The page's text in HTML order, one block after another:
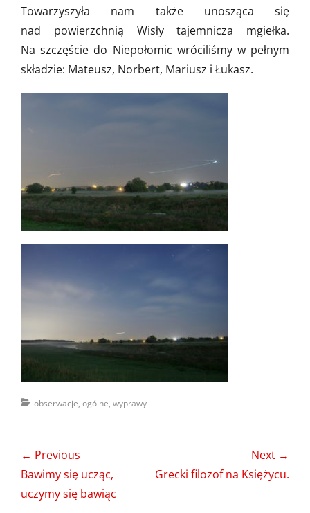
Towarzyszyła nam także unosząca się
nad powierzchnią Wisły tajemnicza mgiełka.
Na szczęście do Niepołomic wróciliśmy w pełnym
składzie: Mateusz, Norbert, Mariusz i Łukasz.
Categories
obserwacje, ogólne, wyprawy
Nawigacja
wpisu
← Previous
Previous
post:
Bawimy się ucząc,
uczymy się bawiąc
Next →
Next
Grecki filozof na Księżycu.